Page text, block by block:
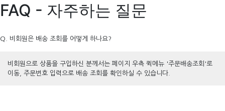
FAQ - 자주하는 질문
Q. 비회원은 배송 조회를 어떻게 하나요?
비회원으로 상품을 구입하신 분께서는 페이지 우측 퀵메뉴 '주문배송조회'로
이동, 주문번호 입력으로 배송 조회를 확인하실 수 있습니다.